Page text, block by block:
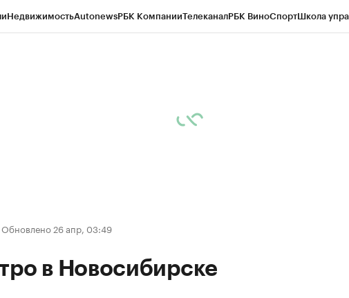
НедвижимостьAutonewsРБК КомпанииТелеканалРБК ВиноСпортШкола
Обновлено 26 апр, 03:49
в Новосибирске